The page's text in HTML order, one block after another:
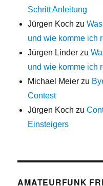
Schritt Anleitung
Jürgen Koch zu
und wie komme ich
Jürgen Linder zu
und wie komme ich
Michael Meier zu
Contest
Jürgen Koch zu
Einsteigers
AMATEURFUNK